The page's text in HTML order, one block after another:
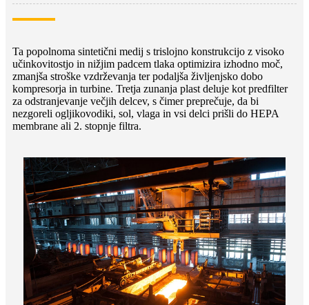
Ta popolnoma sintetični medij s trislojno konstrukcijo z visoko
učinkovitostjo in nižjim padcem tlaka optimizira izhodno moč,
zmanjša stroške vzdrževanja ter podaljša življenjsko dobo
kompresorja in turbine. Tretja zunanja plast deluje kot predfilter
za odstranjevanje večjih delcev, s čimer preprečuje, da bi
nezgoreli ogljikovodiki, sol, vlaga in vsi delci prišli do HEPA
membrane ali 2. stopnje filtra.